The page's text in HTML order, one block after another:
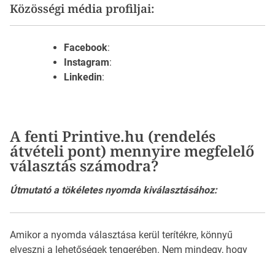
Közösségi média profiljai:
Facebook:
Instagram:
Linkedin:
A fenti Printive.hu (rendelés
átvételi pont) mennyire megfelelő
választás számodra?
Útmutató a tökéletes nyomda kiválasztásához:
Amikor a nyomda választása kerül terítékre, könnyű
elveszni a lehetőségek tengerében. Nem mindegy, hogy